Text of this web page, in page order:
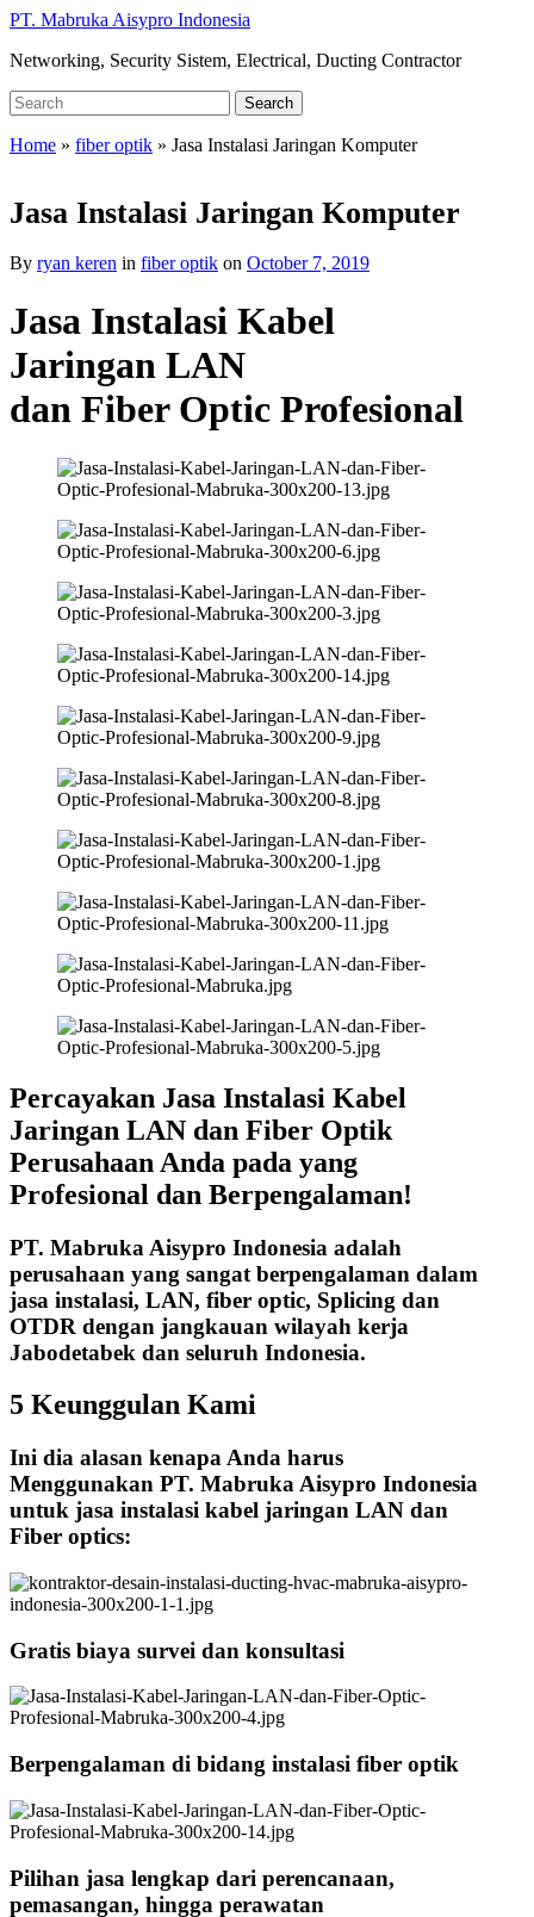
Skip
main
PT. Mabruka Aisypro Indonesia
Networking, Security Sistem, Electrical, Ducting Contractor
Search
for:
Search
Home » fiber optik » Jasa Instalasi Jaringan Komputer
Jasa Instalasi Jaringan Komputer
By ryan keren in fiber optik on October 7, 2019
Jasa Instalasi Kabel
Jaringan LAN
dan Fiber Optic Profesional
Percayakan Jasa Instalasi Kabel
Jaringan LAN dan Fiber Optik
Perusahaan Anda pada yang
Profesional dan Berpengalaman!
PT. Mabruka Aisypro Indonesia adalah
perusahaan yang sangat berpengalaman dalam
jasa instalasi, LAN, fiber optic, Splicing dan
OTDR dengan jangkauan wilayah kerja
Jabodetabek dan seluruh Indonesia.
5 Keunggulan Kami
Ini dia alasan kenapa Anda harus
Menggunakan PT. Mabruka Aisypro Indonesia
untuk jasa instalasi kabel jaringan LAN dan
Fiber optics:
Gratis biaya survei dan konsultasi
Berpengalaman di bidang instalasi fiber optik
Pilihan jasa lengkap dari perencanaan,
pemasangan, hingga perawatan